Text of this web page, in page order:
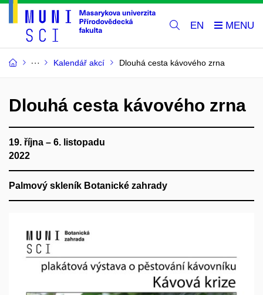
EN
Kalendář akcí Dlouhá cesta kávového zrna
Dlouhá cesta kávového zrna
19. října – 6. listopadu
2022
Palmový skleník Botanické zahrady